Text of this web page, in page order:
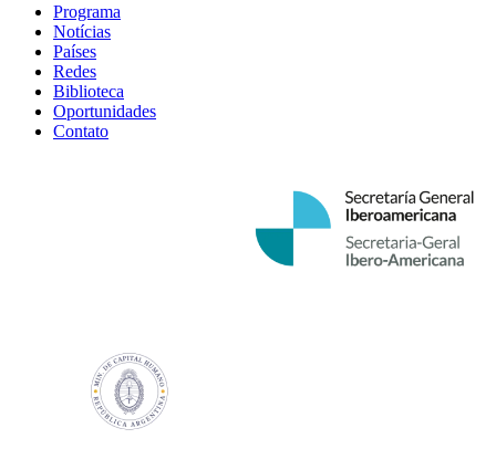
Programa
Notícias
Países
Redes
Biblioteca
Oportunidades
Contato